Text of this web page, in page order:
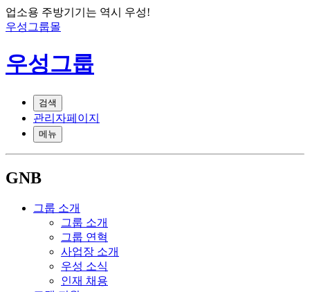
업소용 주방기기는 역시 우성!
우성그룹몰
우성그룹
검색
관리자페이지
메뉴
GNB
그룹 소개
그룹 소개
그룹 연혁
사업장 소개
우성 소식
인재 채용